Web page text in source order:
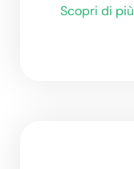
Scopri di più